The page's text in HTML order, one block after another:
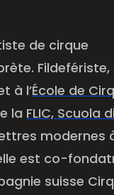
de cirque
Fildefériste,
à l’École de
la FLIC, Scuola
modernes
est co-
suisse